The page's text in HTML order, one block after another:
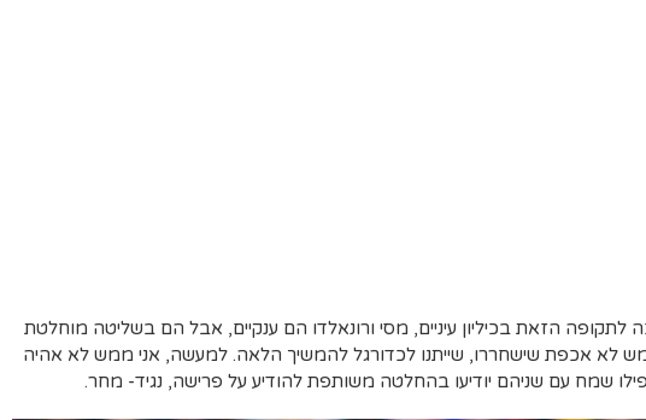
לתקופה הזאת בכיליון עיניים, מסי ורונאלדו הם ענקיים, אבל הם בשליטה מוחלטת
לא אכפת שישחררו, שייתנו לכדורגל להמשיך הלאה. למעשה, אני ממש לא אהיה
שמח עם שניהם יודיעו בהחלטה משותפת להודיע על פרישה, נגיד- מחר.